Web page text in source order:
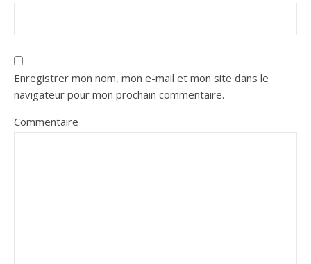
Enregistrer mon nom, mon e-mail et mon site dans le
navigateur pour mon prochain commentaire.
Commentaire